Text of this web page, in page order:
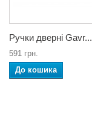
Ручки дверні Gavr...
591 грн.
До кошика